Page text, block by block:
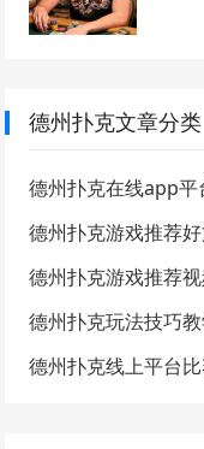
德州扑克文章分类
德州扑克在线app平
德州扑克游戏推荐
德州扑克游戏推荐
德州扑克玩法技巧
德州扑克线上平台